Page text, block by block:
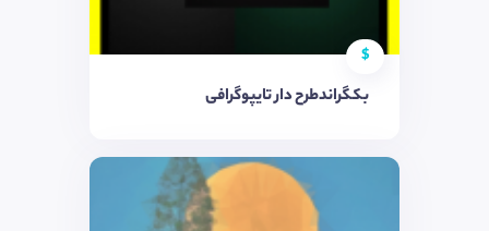
$
بکگراندطرح دار تایپوگرافی